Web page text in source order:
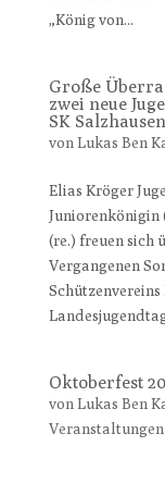
„König von...
Große
zwei neue
SK
von Lukas Ben
Elias Kröger
Juniorenkönigin
(re.) freuen sich
Vergangenen
Oktoberfest
von Lukas Ben
Veranstaltungen